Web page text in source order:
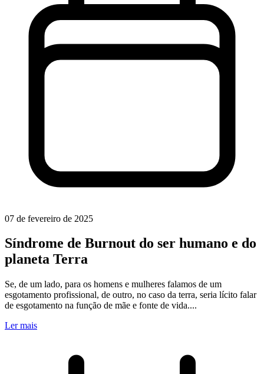
07 de fevereiro de 2025
Síndrome de Burnout do ser humano e do
planeta Terra
Se, de um lado, para os homens e mulheres falamos de um
esgotamento profissional, de outro, no caso da terra, seria lícito falar
de esgotamento na função de mãe e fonte de vida....
Ler mais